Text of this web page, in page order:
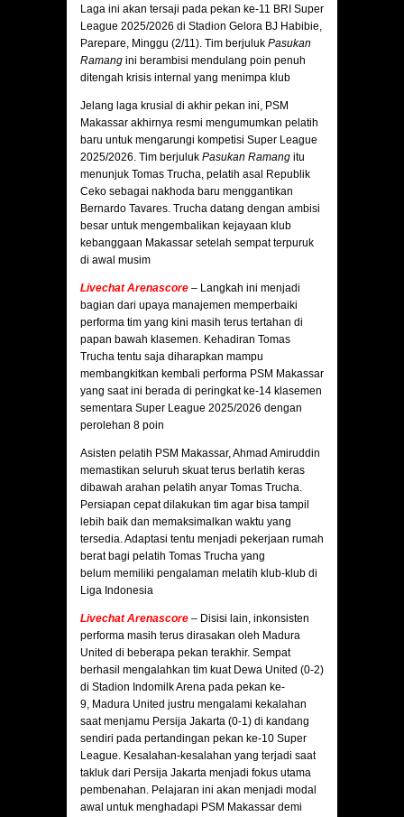
Laga ini akan tersaji pada pekan ke-11 BRI Super
League 2025/2026 di Stadion Gelora BJ Habibie,
Parepare, Minggu (2/11). Tim berjuluk Pasukan
Ramang ini berambisi mendulang poin penuh
ditengah krisis internal yang menimpa klub
Jelang laga krusial di akhir pekan ini, PSM
Makassar akhirnya resmi mengumumkan pelatih
baru untuk mengarungi kompetisi Super League
2025/2026. Tim berjuluk Pasukan Ramang itu
menunjuk Tomas Trucha, pelatih asal Republik
Ceko sebagai nakhoda baru menggantikan
Bernardo Tavares. Trucha datang dengan ambisi
besar untuk mengembalikan kejayaan klub
kebanggaan Makassar setelah sempat terpuruk
di awal musim
Livechat Arenascore – Langkah ini menjadi
bagian dari upaya manajemen memperbaiki
performa tim yang kini masih terus tertahan di
papan bawah klasemen. Kehadiran Tomas
Trucha tentu saja diharapkan mampu
membangkitkan kembali performa PSM Makassar
yang saat ini berada di peringkat ke-14 klasemen
sementara Super League 2025/2026 dengan
perolehan 8 poin
Asisten pelatih PSM Makassar, Ahmad Amiruddin
memastikan seluruh skuat terus berlatih keras
dibawah arahan pelatih anyar Tomas Trucha.
Persiapan cepat dilakukan tim agar bisa tampil
lebih baik dan memaksimalkan waktu yang
tersedia. Adaptasi tentu menjadi pekerjaan rumah
berat bagi pelatih Tomas Trucha yang
belum memiliki pengalaman melatih klub-klub di
Liga Indonesia
Livechat Arenascore – Disisi lain, inkonsisten
performa masih terus dirasakan oleh Madura
United di beberapa pekan terakhir. Sempat
berhasil mengalahkan tim kuat Dewa United (0-2)
di Stadion Indomilk Arena pada pekan ke-
9, Madura United justru mengalami kekalahan
saat menjamu Persija Jakarta (0-1) di kandang
sendiri pada pertandingan pekan ke-10 Super
League. Kesalahan-kesalahan yang terjadi saat
takluk dari Persija Jakarta menjadi fokus utama
pembenahan. Pelajaran ini akan menjadi modal
awal untuk menghadapi PSM Makassar demi